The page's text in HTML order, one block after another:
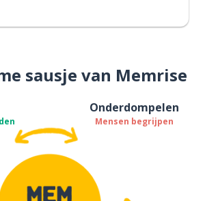
sausje van Memrise
Onderdompelen
Mensen begrijpen